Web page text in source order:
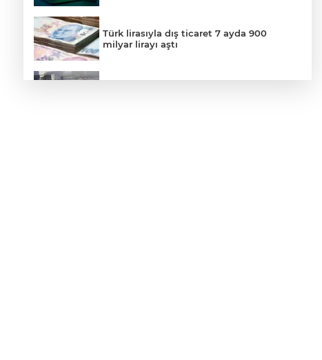
Türk lirasıyla dış ticaret 7 ayda 900
milyar lirayı aştı